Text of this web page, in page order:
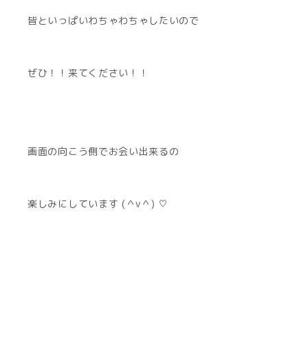
皆といっぱいわちゃわちゃしたいので
ぜひ！！来てください！！
画面の向こう側でお会い出来るの
楽しみにしています (＾v＾) ♡